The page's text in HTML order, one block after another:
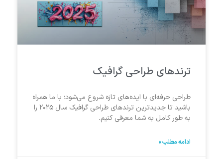
ترندهای طراحی گرافیک
طراحی حرفه‌ای با ایده‌های تازه شروع می‌شود؛ با ما همراه
باشید تا جدیدترین ترندهای طراحی گرافیک سال ۲۰۲۵ را
به طور کامل به شما معرفی ‌کنیم.
ادامه مطلب »